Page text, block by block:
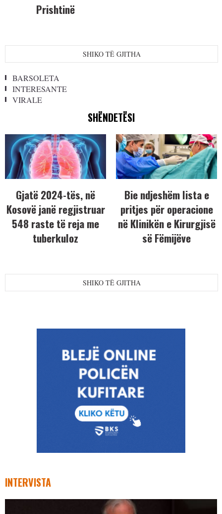
Prishtinë
SHIKO TË GJITHA
BARSOLETA
INTERESANTE
VIRALE
SHËNDETËSI
Gjatë 2024-tës, në
Kosovë janë regjistruar
548 raste të reja me
tuberkuloz
Bie ndjeshëm lista e
pritjes për operacione
në Klinikën e Kirurgjisë
së Fëmijëve
SHIKO TË GJITHA
INTERVISTA